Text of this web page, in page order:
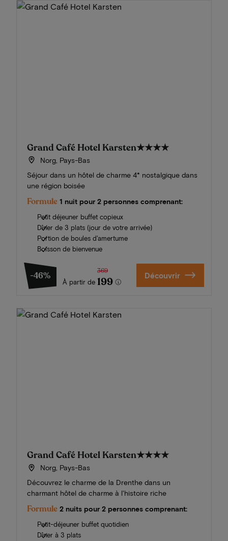
Grand Café Hotel Karsten★★★★
Norg, Pays-Bas
Séjour dans un hôtel de charme 4* nostalgique dans
une région boisée
Formule 1 nuit pour 2 personnes comprenant:
Petit déjeuner buffet copieux
Dîner de 3 plats (jour de votre arrivée)
Portion de boules d'amertume
Boisson de bienvenue
-46%
À partir de
369
199 Découvrir
Grand Café Hotel Karsten★★★★
Norg, Pays-Bas
Découvrez le charme de la Drenthe dans un
charmant hôtel de charme à l'histoire riche
Formule 2 nuits pour 2 personnes comprenant:
Petit-déjeuner buffet quotidien
Dîner à 3 plats